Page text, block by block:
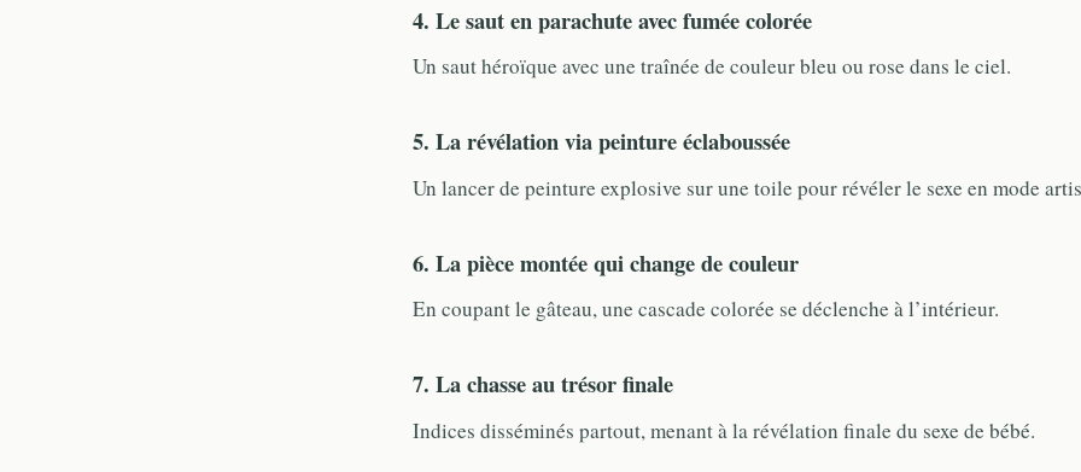
4. Le saut en parachute avec fumée colorée
Un saut héroïque avec une traînée de couleur bleu ou rose dans le ciel.
5. La révélation via peinture éclaboussée
Un lancer de peinture explosive sur une toile pour révéler le sexe en mode
6. La pièce montée qui change de couleur
En coupant le gâteau, une cascade colorée se déclenche à l’intérieur.
7. La chasse au trésor finale
Indices disséminés partout, menant à la révélation finale du sexe de bébé.